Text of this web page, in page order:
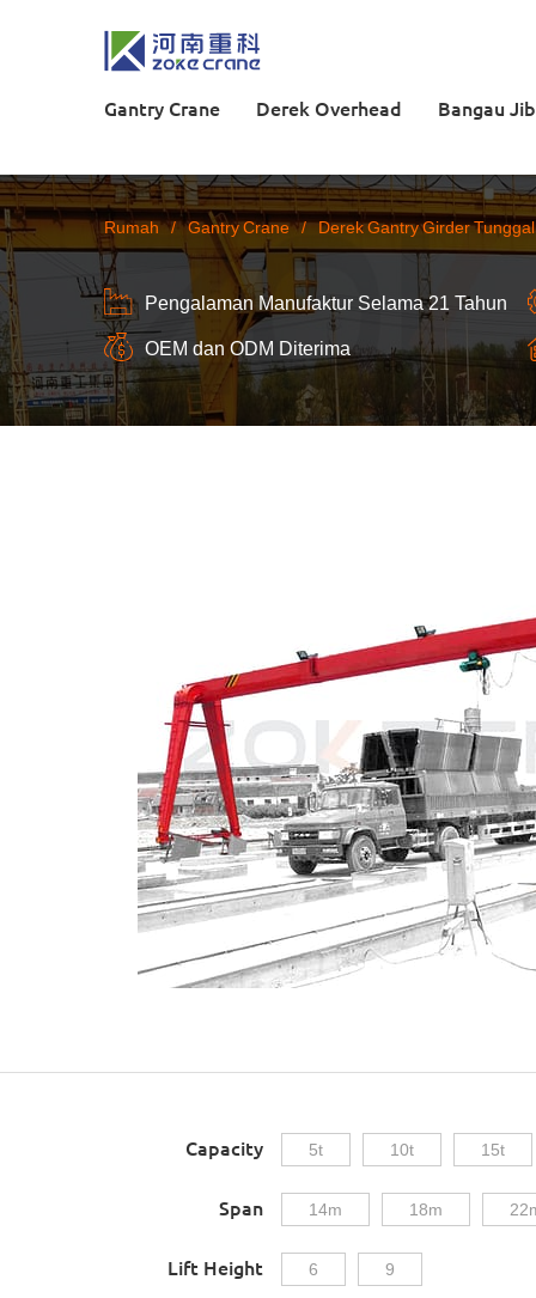
Gantry Crane Derek Overhead Bangau Jib
Rumah / Gantry Crane / Derek Gantry Girder Tunggal
Pengalaman Manufaktur Selama 21 Tahun
OEM dan ODM Diterima
Capacity 5t 10t 15t
Span 14m 18m
Lift Height 6 9